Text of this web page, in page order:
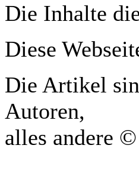
Die Inhalte
Diese
Die Artikel
Autoren,
alles andere